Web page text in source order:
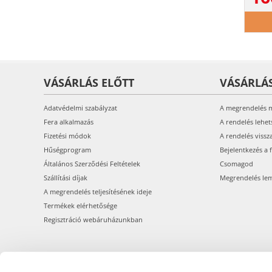
VÁSÁRLÁS ELŐTT
Adatvédelmi szabályzat
Fera alkalmazás
Fizetési módok
Hűségprogram
Általános Szerződési Feltételek
Szállítási díjak
A megrendelés teljesítésének ideje
Termékek elérhetősége
Regisztráció webáruházunkban
A megrendelés
A rendelés
A rendelés
Bejelentkezés a
Csomagod
Megrendelés